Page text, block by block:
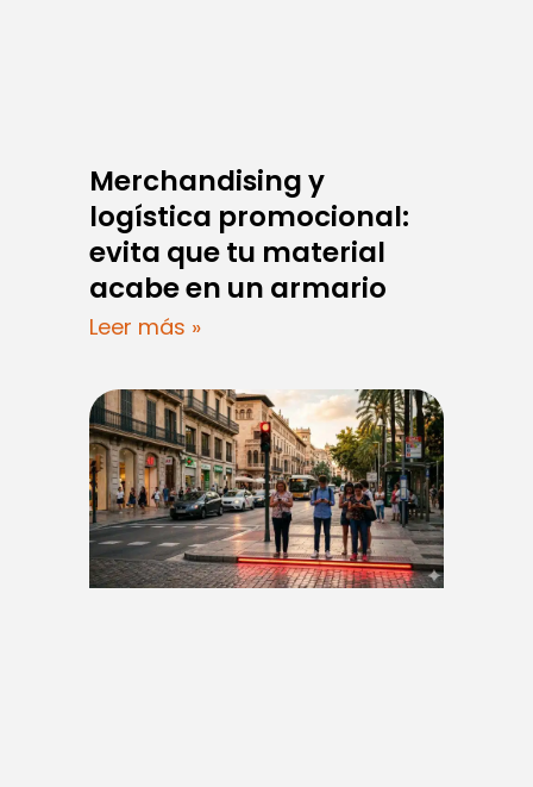
Merchandising y
logística promocional:
evita que tu material
acabe en un armario
Leer más »